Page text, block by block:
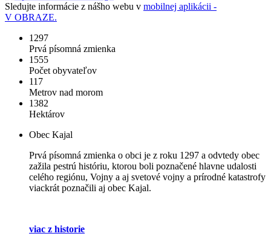
Sledujte informácie z nášho webu v mobilnej aplikácii -
V OBRAZE.
1297
Prvá písomná zmienka
1555
Počet obyvateľov
117
Metrov nad morom
1382
Hektárov
Obec Kajal
Prvá písomná zmienka o obci je z roku 1297 a odvtedy obec
zažila pestrú históriu, ktorou boli poznačené hlavne udalosti
celého regiónu, Vojny a aj svetové vojny a prírodné katastrofy
viackrát poznačili aj obec Kajal.
viac z historie